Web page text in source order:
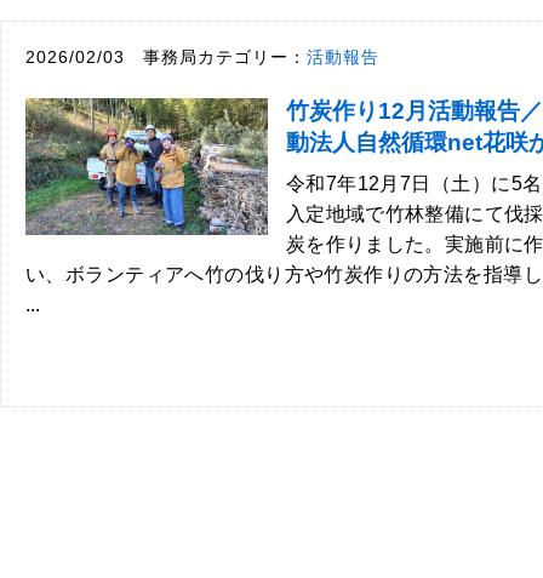
2026/02/03 事務局カテゴリー： 活動報告
竹炭作り12月活動報告
動法人自然循環net花咲
令和7年12月7日（土）に5
入定地域で竹林整備にて伐
炭を作りました。実施前に
い、ボランティアへ竹の伐り方や竹炭作りの方法を指導
...